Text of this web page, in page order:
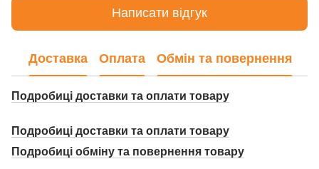
Написати відгук
Доставка Оплата Обмін та повернення
Подробиці доставки та оплати товару
Подробиці доставки та оплати товару
Подробиці обміну та повернення товару